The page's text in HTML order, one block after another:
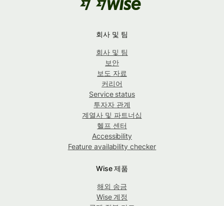
회사 및 팀
회사 및 팀
보안
보도 자료
커리어
Service status
투자자 관계
계열사 및 파트너십
헬프 센터
Accessibility
Feature availability checker
Wise 제품
해외 송금
Wise 계정